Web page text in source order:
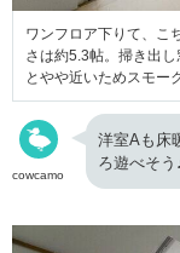
ワンフロア下りて、こ
さは約5.3帖。掃き出
とやや近いためスモー
cowcamo
洋室Aも床
ろ遊べそう